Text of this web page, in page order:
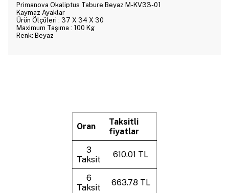
Primanova Okaliptus Tabure Beyaz M-KV33-01
Kaymaz Ayaklar
Ürün Ölçüleri : 37 X 34 X 30
Maximum Taşıma : 100 Kg
Renk: Beyaz
Oran
Taksitli
fiyatlar
3
Taksit
610.01 TL
6
Taksit
663.78 TL